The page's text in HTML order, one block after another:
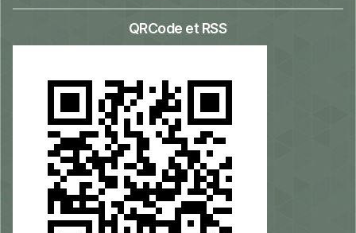
QRCode et RSS